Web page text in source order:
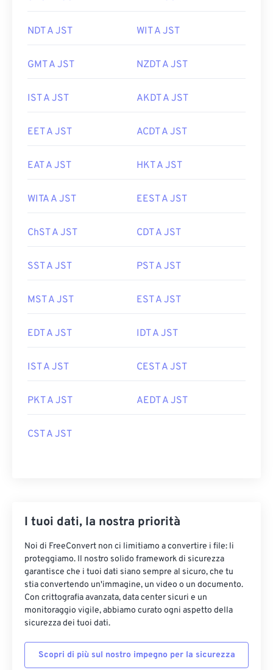
NDT A JST WIT A JST
GMT A JST NZDT A JST
IST A JST AKDT A JST
EET A JST ACDT A JST
EAT A JST HKT A JST
WITA A JST EEST A JST
ChST A JST CDT A JST
SST A JST PST A JST
MST A JST EST A JST
EDT A JST IDT A JST
IST A JST CEST A JST
PKT A JST AEDT A JST
CST A JST
I tuoi dati, la nostra priorità
Noi di FreeConvert non ci limitiamo a convertire i file: li
proteggiamo. Il nostro solido framework di sicurezza
garantisce che i tuoi dati siano sempre al sicuro, che tu
stia convertendo un'immagine, un video o un documento.
Con crittografia avanzata, data center sicuri e un
monitoraggio vigile, abbiamo curato ogni aspetto della
sicurezza dei tuoi dati.
Scopri di più sul nostro impegno per la sicurezza